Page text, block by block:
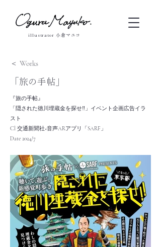
illustrator 小倉マユコ
＜ Works
「旅の手帖」
『旅の手帖』
「隠された徳川埋蔵金を探せ‼」イベント企画広告イラ
スト
Cl 交通新聞社×音声ARアプリ「SARF」
Date 2024/7